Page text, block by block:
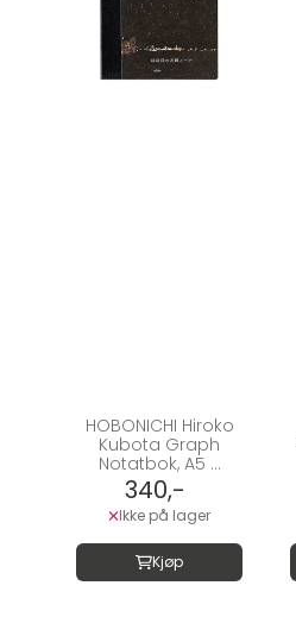
HOBONICHI Hiroko
Kubota Graph
Notatbok, A5 ...
340,-
Ikke på lager
Kjøp